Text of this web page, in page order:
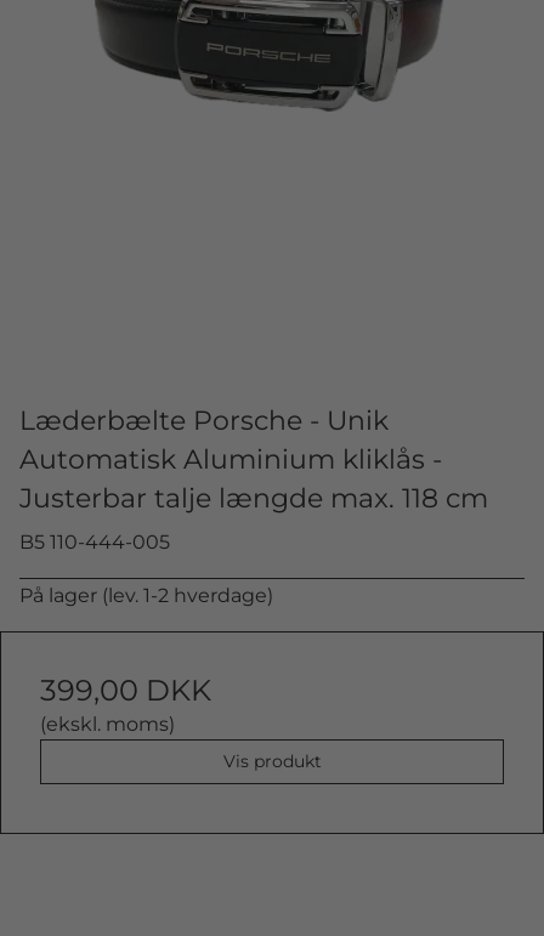
Læderbælte Porsche - Unik
Automatisk Aluminium kliklås -
Justerbar talje længde max. 118 cm
B5 110-444-005
På lager (lev. 1-2 hverdage)
399,00 DKK
(ekskl. moms)
Vis produkt